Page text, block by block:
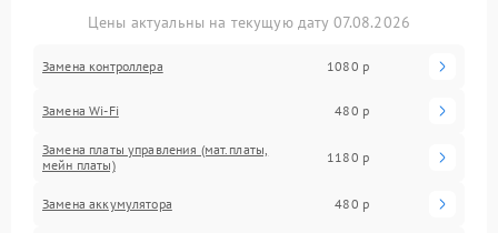
Цены актуальны на текущую дату 07.08.2026
Замена контроллера 1080 р
Замена Wi-Fi 480 р
Замена платы управления (мат.платы,
мейн платы)
1180 р
Замена аккумулятора 480 р